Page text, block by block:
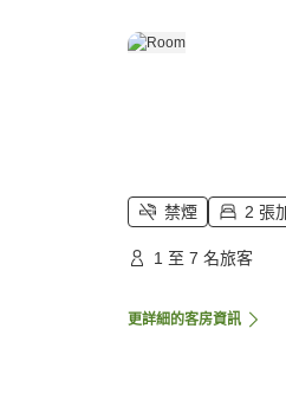
禁煙 2 張
1 至 7 名旅客
更詳細的客房資訊